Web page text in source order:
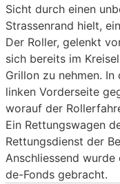
Sicht durch einen
Strassenrand hielt,
Der Roller, gelenkt
sich bereits im
Grillon zu nehmen.
linken Vorderseite
worauf der
Ein Rettungswagen
Rettungsdienst der
Anschliessend wurde
de-Fonds gebracht.